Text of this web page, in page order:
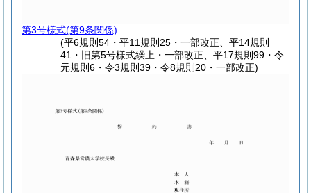
第3号様式(第9条関係)
(平6規則54・平11規則25・一部改正、平14規則
41・旧第5号様式繰上・一部改正、平17規則99・令
元規則6・令3規則39・令8規則20・一部改正)